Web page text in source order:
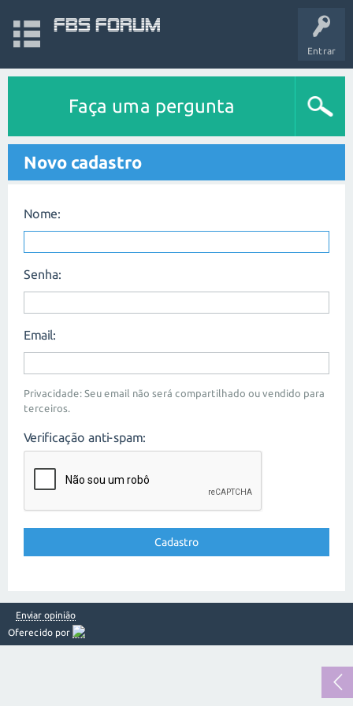
Entrar
FBS Forum
Faça uma pergunta
Novo cadastro
Nome:
Senha:
Email:
Privacidade: Seu email não será compartilhado ou vendido para
terceiros.
Verificação anti-spam:
Enviar opinião
Oferecido por